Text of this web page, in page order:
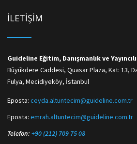
İLETİŞİM
Guideline Eğitim, Danışmanlık ve
Büyükdere Caddesi, Quasar Plaza, Kat: 13,
Fulya, Mecidiyeköy, İstanbul
Eposta: ceyda.altuntecim@guideline.com.tr
Eposta: emrah.altuntecim@guideline.com.tr
Telefon: +90 (212) 709 75 08